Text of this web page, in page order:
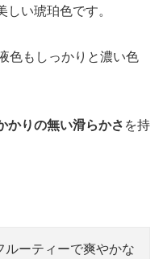
い琥珀色です。
色もしっかりと濃い色
かりの無い滑らかさを持
ーティーで爽やかな